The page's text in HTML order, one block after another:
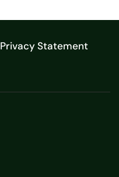
Privacy Statement